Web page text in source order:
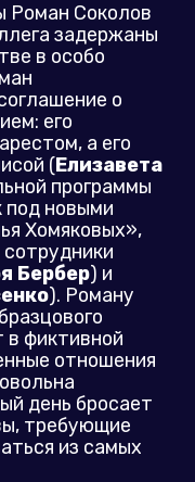
Роман Соколов
задержаны
в особо
о
его
а его
(Елизавета
программы
под новыми
Хомяковых»,
Бербер) и
). Роману
в фиктивной
отношения
день бросает
требующие
из самых